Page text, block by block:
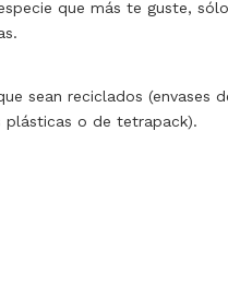
que más te guste,
sean reciclados (envases
o de tetrapack).